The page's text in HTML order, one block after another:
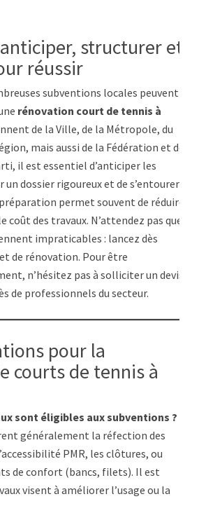
structurer et
réussir
subventions locales peuvent
rénovation court de tennis à
de la Ville, de la Métropole, du
mais aussi de la Fédération et de
il est essentiel d’anticiper les
dossier rigoureux et de s’entourer
permet souvent de réduire
coût des travaux. N’attendez pas que
impraticables : lancez dès
de rénovation. Pour être
n’hésitez pas à solliciter un devis
de professionnels du secteur.
pour la
courts de tennis à
sont éligibles aux subventions ?
généralement la réfection des
PMR, les clôtures, ou
de confort (bancs, filets). Il est
visent à améliorer l’usage ou la